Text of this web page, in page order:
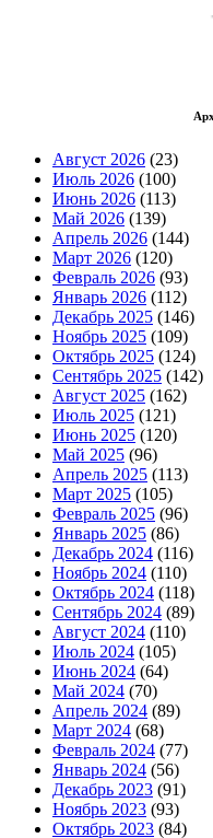
Август 2026 (23)
Июль 2026 (100)
Июнь 2026 (113)
Май 2026 (139)
Апрель 2026 (144)
Март 2026 (120)
Февраль 2026 (93)
Январь 2026 (112)
Декабрь 2025 (146)
Ноябрь 2025 (109)
Октябрь 2025 (124)
Сентябрь 2025 (142)
Август 2025 (162)
Июль 2025 (121)
Июнь 2025 (120)
Май 2025 (96)
Апрель 2025 (113)
Март 2025 (105)
Февраль 2025 (96)
Январь 2025 (86)
Декабрь 2024 (116)
Ноябрь 2024 (110)
Октябрь 2024 (118)
Сентябрь 2024 (89)
Август 2024 (110)
Июль 2024 (105)
Июнь 2024 (64)
Май 2024 (70)
Апрель 2024 (89)
Март 2024 (68)
Февраль 2024 (77)
Январь 2024 (56)
Декабрь 2023 (91)
Ноябрь 2023 (93)
Октябрь 2023 (84)